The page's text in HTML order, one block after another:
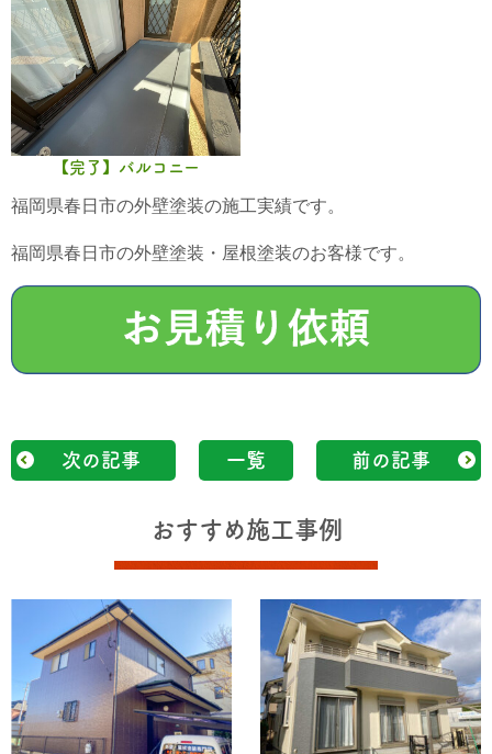
【完了】バルコニー
福岡県春日市の外壁塗装の施工実績です。
福岡県春日市の外壁塗装・屋根塗装のお客様です。
次の記事 一覧 前の記事
おすすめ施工事例